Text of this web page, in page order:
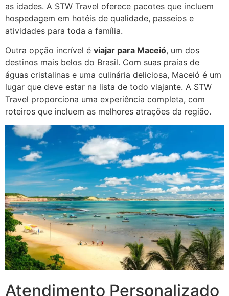
as idades. A STW Travel oferece pacotes que incluem
hospedagem em hotéis de qualidade, passeios e
atividades para toda a família.
Outra opção incrível é viajar para Maceió, um dos
destinos mais belos do Brasil. Com suas praias de
águas cristalinas e uma culinária deliciosa, Maceió é um
lugar que deve estar na lista de todo viajante. A STW
Travel proporciona uma experiência completa, com
roteiros que incluem as melhores atrações da região.
Atendimento Personalizado